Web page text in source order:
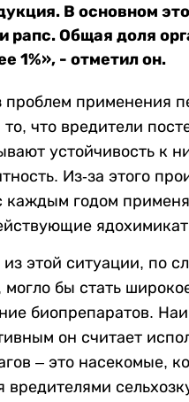
В основном
рапс. Общая доля
1%», - отметил он.
проблем применения
то, что вредители
устойчивость к
Из-за этого
каждым годом
этой ситуации, по
могло бы стать
биопрепаратов.
он считает
– это насекомые,
вредителями